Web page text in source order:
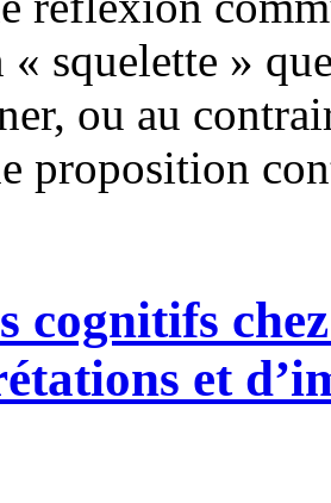
squelette »
ou au
proposition
cognitifs
et